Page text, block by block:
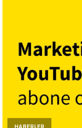
Etkinlikler
Söyleşiler
Kariyer